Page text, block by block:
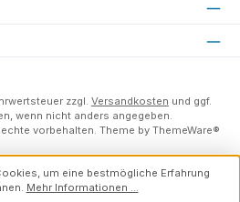
zzgl. Versandkosten und ggf.
wenn nicht anders angegeben.
vorbehalten. Theme by ThemeWare®
um eine bestmögliche Erfahrung
Mehr Informationen ...